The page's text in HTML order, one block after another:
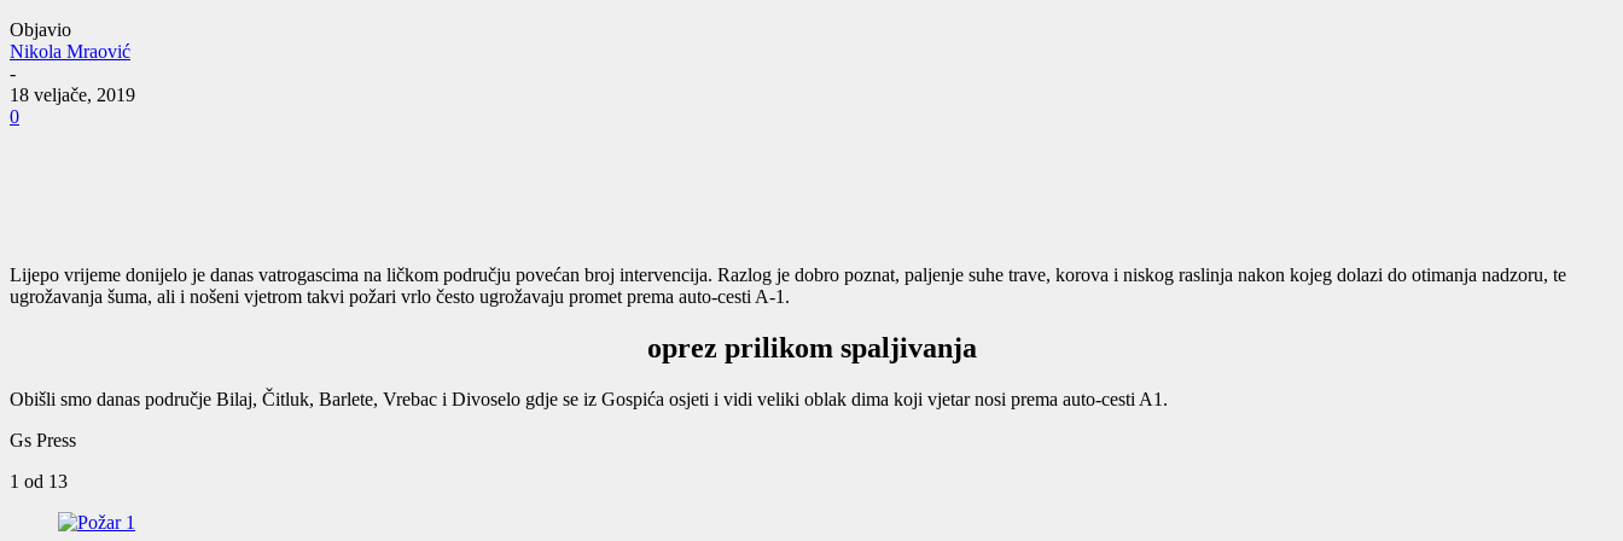
Objavio
Nikola Mraović
-
18 veljače, 2019
0
Lijepo vrijeme donijelo je danas vatrogascima na ličkom području povećan broj intervencija. Razlog je dobro poznat, paljenje suhe trave, korova i niskog raslinja nakon kojeg dolazi do otimanja nadzoru, te
ugrožavanja šuma, ali i nošeni vjetrom takvi požari vrlo često ugrožavaju promet prema auto-cesti A-1.
oprez prilikom spaljivanja
Obišli smo danas područje Bilaj, Čitluk, Barlete, Vrebac i Divoselo gdje se iz Gospića osjeti i vidi veliki oblak dima koji vjetar nosi prema auto-cesti A1.
Gs Press
1 od 13